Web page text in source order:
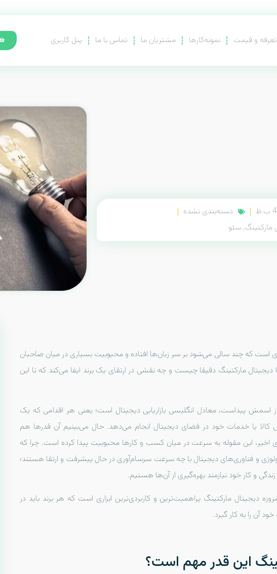
تعرفه و قیمت نمونه‌کارها مشتریان ما تماس با ما پنل کاربری
دسته‌بندی نشده
مارکتینگ, سئو
است که چند سالی می‌شود بر سر زبان‌ها افتاده و محبوبیت بسیاری در میان صاحبان
مارکتینگ دقیقا چیست و چه نقشی در ارتقای یک برند ایفا می‌کند که تا این
اسمش پیداست، معادل انگلیسی بازاریابی دیجیتال است؛ یعنی هر اقدامی که یک
یا خدمات خود در فضای دیجیتال انجام می‌دهد. حال می‌بینیم آن قدرها هم
این مقوله به سرعت در میان کسب و کارها محبوبیت پیدا کرده است. چرا که
و فناوری‌های دیجیتال با چه سرعت سرسام‌آوری در حال پیشرفت و ارتقا هستند؛
و کار خود نیازمند بهره‌گیری از آن‌ها هستیم.
دیجیتال مارکتینگ پراهمیت‌ترین و کاربردی‌ترین ابزاری است که هر برند باید در
را به کار گیرد.
این قدر مهم است؟